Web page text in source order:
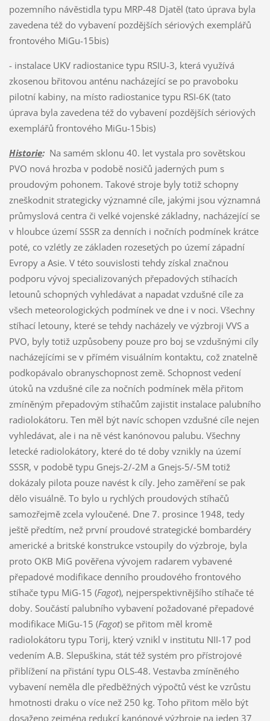
pozemního návěstidla typu MRP-48 Djatěl (tato úprava byla
zavedena též do vybavení pozdějších sériových exemplářů
frontového MiGu-15bis)
- instalace UKV radiostanice typu RSIU-3, která využívá
zkosenou břitovou anténu nacházející se po pravoboku
pilotní kabiny, na místo radiostanice typu RSI-6K (tato
úprava byla zavedena též do vybavení pozdějších sériových
exemplářů frontového MiGu-15bis)
Historie:Na samém sklonu 40. let vystala pro sovětskou
PVO nová hrozba v podobě nosičů jaderných pum s
proudovým pohonem. Takové stroje byly totiž schopny
zneškodnit strategicky významné cíle, jakými jsou významná
průmyslová centra či velké vojenské základny, nacházející se
v hloubce území SSSR za denních i nočních podmínek krátce
poté, co vzlétly ze základen rozesetých po území západní
Evropy a Asie. V této souvislosti tehdy získal značnou
podporu vývoj specializovaných přepadových stíhacích
letounů schopných vyhledávat a napadat vzdušné cíle za
všech meteorologických podmínek ve dne i v noci. Všechny
stíhací letouny, které se tehdy nacházely ve výzbroji VVS a
PVO, byly totiž uzpůsobeny pouze pro boj se vzdušnými cíly
nacházejícími se v přímém visuálním kontaktu, což znatelně
podkopávalo obranyschopnost země. Schopnost vedení
útoků na vzdušné cíle za nočních podmínek měla přitom
zmíněným přepadovým stíhačům zajistit instalace palubního
radiolokátoru. Ten měl být navíc schopen vzdušné cíle nejen
vyhledávat, ale i na ně vést kanónovou palubu. Všechny
letecké radiolokátory, které do té doby vznikly na území
SSSR, v podobě typu Gnejs-2/-2M a Gnejs-5/-5M totiž
dokázaly pilota pouze navést k cíly. Jeho zaměření se pak
dělo visuálně. To bylo u rychlých proudových stíhačů
samozřejmě zcela vyloučené. Dne 7. prosince 1948, tedy
ještě předtím, než první proudové strategické bombardéry
americké a britské konstrukce vstoupily do výzbroje, byla
proto OKB MiG pověřena vývojem radarem vybavené
přepadové modifikace denního proudového frontového
stíhače typu MiG-15 (Fagot), nejperspektivnějšího stíhače té
doby. Součástí palubního vybavení požadované přepadové
modifikace MiGu-15 (Fagot) se přitom měl kromě
radiolokátoru typu Torij, který vznikl v institutu NII-17 pod
vedením A.B. Slepuškina, stát též systém pro přístrojové
přiblížení na přistání typu OLS-48. Vestavba zmíněného
vybavení neměla dle předběžných výpočtů vést ke vzrůstu
hmotnosti draku o více než 250 kg. Toho přitom mělo být
dosaženo zejména redukcí kanónové výzbroje na jeden 37